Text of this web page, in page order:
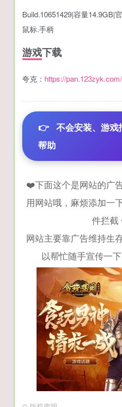
Build.10651429|容量14.9GB|
鼠标.手柄
游戏下载
夸克： https://
👉 不会安装、游
帮助
❤️下面这个是网站的广
用网站哦，麻烦添加一
件拦
网站主要靠广告维持生
以帮忙随手宣传一